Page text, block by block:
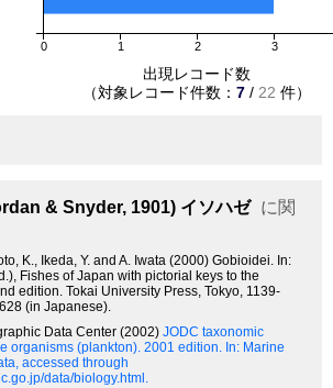
0 1 2 3
出現レコード数
（対象レコード件数： 7 / 22 件）
& Snyder, 1901) イソハゼ に関
K., Ikeda, Y. and A. Iwata (2000) Gobioidei. In:
Fishes of Japan with pictorial keys to the
edition. Tokai University Press, Tokyo, 1139-
(in Japanese).
Data Center (2002) JODC taxonomic
organisms (plankton). 2001 edition. In: Marine
accessed through
data/biology.html.